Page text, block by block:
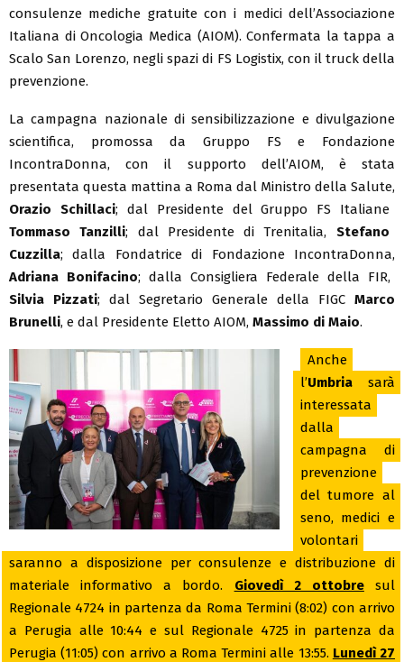
consulenze mediche gratuite con i medici dell’Associazione
Italiana di Oncologia Medica (AIOM). Confermata la tappa a
Scalo San Lorenzo, negli spazi di FS Logistix, con il truck della
prevenzione.
La campagna nazionale di sensibilizzazione e divulgazione
scientifica, promossa da Gruppo FS e Fondazione
IncontraDonna, con il supporto dell’AIOM, è stata
presentata questa mattina a Roma dal Ministro della Salute,
Orazio Schillaci; dal Presidente del Gruppo FS Italiane
Tommaso Tanzilli; dal Presidente di Trenitalia, Stefano
Cuzzilla; dalla Fondatrice di Fondazione IncontraDonna,
Adriana Bonifacino; dalla Consigliera Federale della FIR,
Silvia Pizzati; dal Segretario Generale della FIGC Marco
Brunelli, e dal Presidente Eletto AIOM, Massimo di Maio.
Anche
l’Umbriasarà
interessata
dalla
campagna di
prevenzione
del tumore al
seno, medici e
volontari
saranno a disposizione per consulenze e distribuzione di
materiale informativo a bordo. Giovedì 2 ottobresul
Regionale 4724 in partenza da Roma Termini (8:02) con arrivo
a Perugia alle 10:44 e sul Regionale 4725 in partenza da
Perugia (11:05) con arrivo a Roma Termini alle 13:55. Lunedì 27